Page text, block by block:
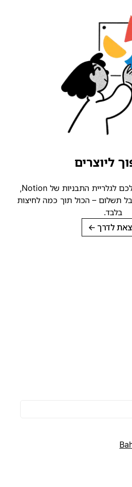
להעלות את התבנית שלכם לגלריית התבניות של Notion,
– הכול תוך כמה לחיצות
→